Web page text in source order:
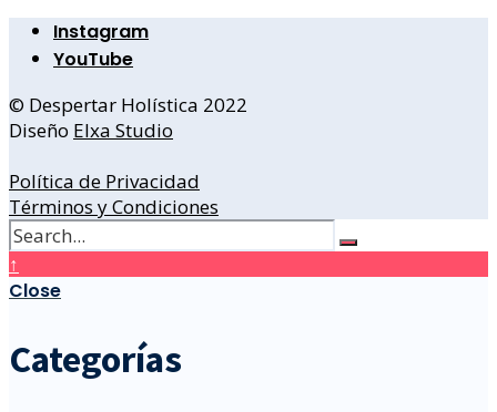
Instagram
YouTube
© Despertar Holística 2022
Diseño Elxa Studio
Política de Privacidad
Términos y Condiciones
↑
Close
Categorías